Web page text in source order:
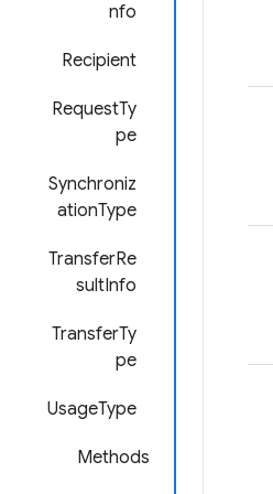
nfo
Recipient
RequestTy
pe
Synchroniz
ationType
TransferRe
sultInfo
TransferTy
pe
UsageType
Methods